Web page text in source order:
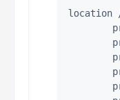
location